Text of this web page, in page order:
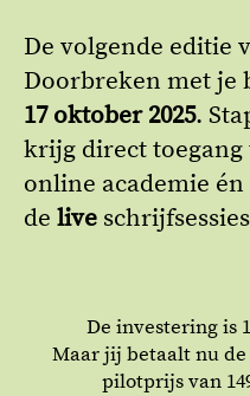
De volgende editie
Doorbreken met je
17 oktober 2025.
krijg direct toegang
online academie én
de live schrijfsessies
De investering is
Maar jij betaalt nu de
pilotprijs van